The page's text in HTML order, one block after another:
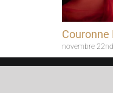
Couronne
novembre